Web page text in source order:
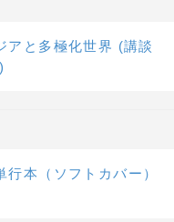
アと多極化世界 (講談
本（ソフトカバー）